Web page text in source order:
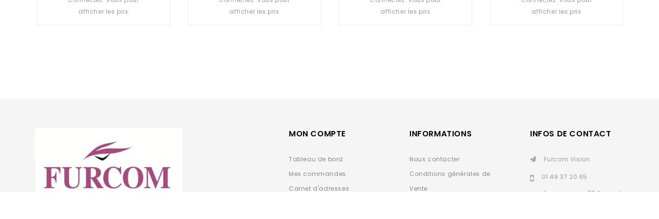
afficher les prix
afficher les prix
afficher les prix
afficher les prix
MON COMPTE
Tableau de bord
Mes commandes
Carnet d'adresses
INFORMATIONS
Nous contacter
Conditions générales de
Vente
INFOS DE CONTACT
Furcom Vision
01 49 37 20 65
furcomvision93@gmail.